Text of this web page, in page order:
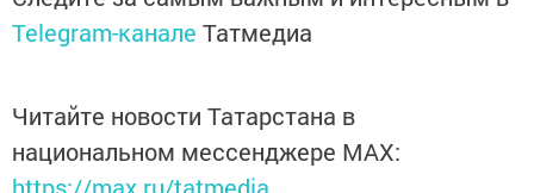
Telegram-канале Татмедиа
Читайте новости Татарстана в
национальном мессенджере MАХ: